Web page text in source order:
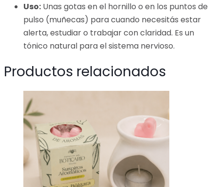
Uso: Unas gotas en el hornillo o en los puntos de
pulso (muñecas) para cuando necesitás estar
alerta, estudiar o trabajar con claridad. Es un
tónico natural para el sistema nervioso.
Productos relacionados